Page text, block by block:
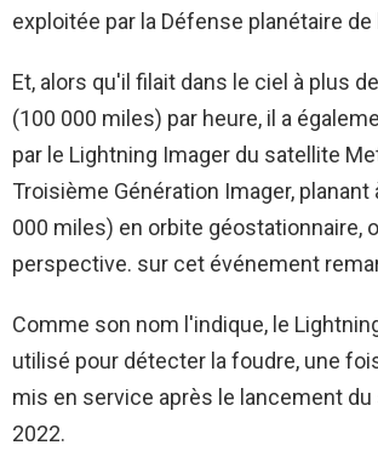
exploitée par la Défense planétaire de
Et, alors qu'il filait dans le ciel à plus
(100 000 miles) par heure, il a
par le Lightning Imager du satellite
Troisième Génération Imager, planant
000 miles) en orbite géostationnaire,
perspective. sur cet événement
Comme son nom l'indique, le
utilisé pour détecter la foudre, une
mis en service après le lancement
2022.